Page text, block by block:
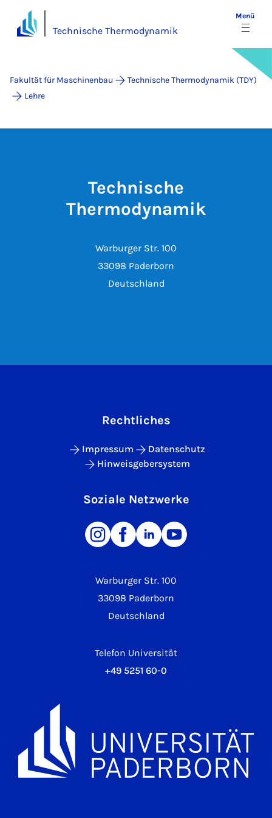
Technische Thermodynamik
Menü
Fakultät für Maschinenbau
Technische Thermodynamik (TDY)
Lehre
Technische
Thermodynamik
Warburger Str. 100
33098 Paderborn
Deutschland
Warburger Str. 100
33098 Paderborn
Deutschland
Telefon Universität
+49 5251 60-0
Rechtliches
Impressum
Datenschutz
Hinweisgebersystem
Soziale Netzwerke